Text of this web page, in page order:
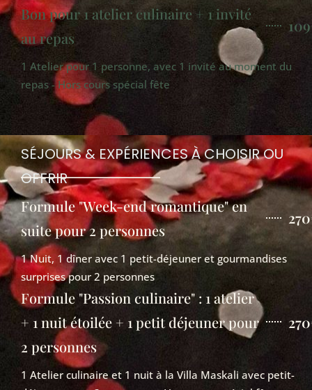
Bon pour 1 atelier culinaire + 1 invité
au repas
1 Atelier pour 1 personne, avec 1 invité au moment du
repas - Hors cours spécial fête
SÉJOURS & EXPÉRIENCES À CHOISIR OU
OFFRIR
Formule "Week-end romantique" en
suite pour 2 personnes
1 Nuit, 1 dîner avec 1 petit-déjeuner et gourmandises
surprises pour 2 personnes
Formule "Passion culinaire" : 1 atelier
+ 1 nuit étoilée + 1 petit déjeuner pour
2 personnes
1 Atelier culinaire et 1 nuit à la Villa Maskali avec petit-